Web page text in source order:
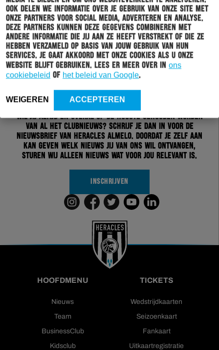
Ook delen we informatie over je gebruik van onze site met
onze partners voor social media, adverteren en analyse.
Deze partners kunnen deze gegevens combineren met
andere informatie die jij aan ze heeft verstrekt of die ze
hebben verzameld op basis van jouw gebruik van hun
services. Je gaat akkoord met onze cookies als u onze
website blijft gebruiken. Lees er meer over in ons
cookiebeleid of het beleid van Google.
WEIGEREN ACCEPTEREN
Schrijf je in voor onze nieuwsbrief
Wil jij altijd en overal op de hoogte gehouden worden
van al het clubnieuws? Schrijf je dan in voor de
nieuwsbrief van Heracles Almelo. Doordat je zelf aan
kan geven welk nieuws jij van ons wil ontvangen,
sturen wij alleen nieuws wat voor jou relevant is.
INSCHRIJVEN
HOOFDMENU
Nieuws
Team
BusinessClub
Kidsclub
TICKETS
Wedstrijdkaarten
Seizoenkaart
Fankaart
Uitkaartregistratie